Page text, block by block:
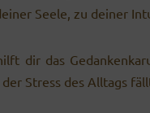
Seele, zu deiner
dir das
Stress des Alltags